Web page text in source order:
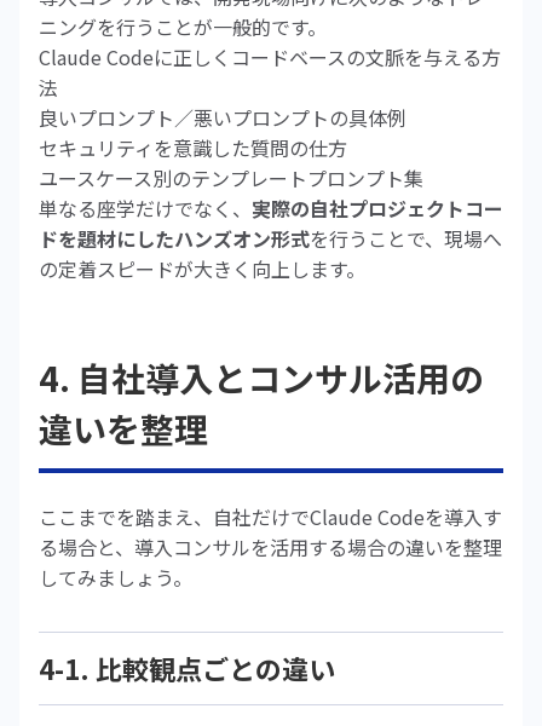
ニングを行うことが一般的です。
Claude Codeに正しくコードベースの文脈を与える方
法
良いプロンプト／悪いプロンプトの具体例
セキュリティを意識した質問の仕方
ユースケース別のテンプレートプロンプト集
単なる座学だけでなく、 実際の自社プロジェクトコー
ドを題材にしたハンズオン形式を行うことで、現場へ
の定着スピードが大きく向上します。
4. 自社導入とコンサル活用の
違いを整理
ここまでを踏まえ、自社だけでClaude Codeを導入す
る場合と、導入コンサルを活用する場合の違いを整理
してみましょう。
4-1. 比較観点ごとの違い